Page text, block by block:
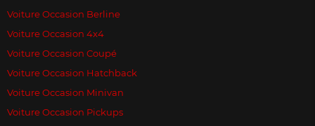
Voiture Occasion Berline
Voiture Occasion 4x4
Voiture Occasion Coupé
Voiture Occasion Hatchback
Voiture Occasion Minivan
Voiture Occasion Pickups